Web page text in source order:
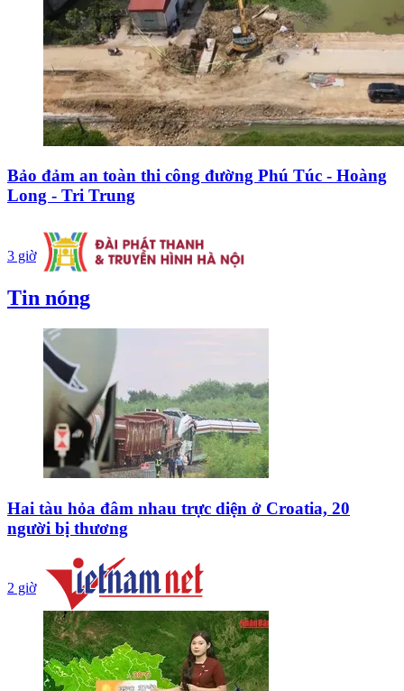
Bảo đảm an toàn thi công đường Phú Túc - Hoàng
Long - Tri Trung
3 giờ
Tin nóng
Hai tàu hỏa đâm nhau trực diện ở Croatia, 20
người bị thương
2 giờ